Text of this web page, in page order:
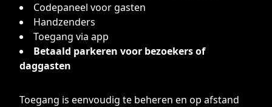
Codepaneel voor gasten
Handzenders
Toegang via app
Betaald parkeren voor bezoekers of
daggasten
Toegang is eenvoudig te beheren en op afstand